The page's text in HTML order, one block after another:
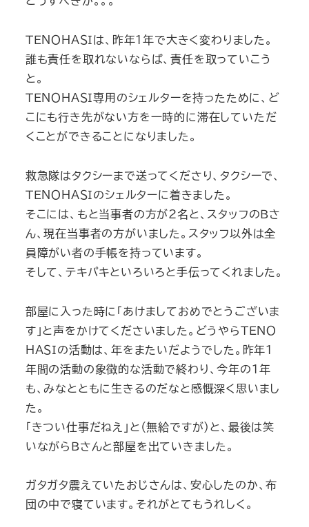
ＴＥＮＯＨＡＳＩは、昨年1年で大きく変わりました。
誰も責任を取れないならば、責任を取っていこう
と。
ＴＥＮＯＨＡＳＩ専用のシェルターを持ったために、ど
こにも行き先がない方を一時的に滞在していただ
くことができることになりました。
救急隊はタクシーまで送ってくださり、タクシーで、
ＴＥＮＯＨＡＳＩのシェルターに着きました。
そこには、もと当事者の方が2名と、スタッフのＢさ
ん、現在当事者の方がいました。スタッフ以外は全
員障がい者の手帳を持っています。
そして、テキパキといろいろと手伝ってくれました。
部屋に入った時に「あけましておめでとうございま
す」と声をかけてくださいました。どうやらＴＥＮＯ
ＨＡＳＩの活動は、年をまたいだようでした。昨年1
年間の活動の象徴的な活動で終わり、今年の1年
も、みなとともに生きるのだなと感慨深く思いまし
た。
「きつい仕事だねえ」と（無給ですが）と、最後は笑
いながらＢさんと部屋を出ていきました。
ガタガタ震えていたおじさんは、安心したのか、布
団の中で寝ています。それがとてもうれしく。